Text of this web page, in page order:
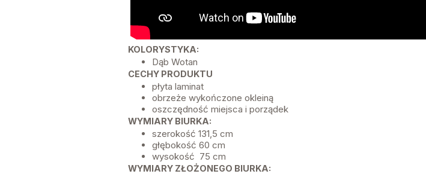
KOLORYSTYKA:
Dąb Wotan
CECHY PRODUKTU
płyta laminat
obrzeże wykończone okleiną
oszczędność miejsca i porządek
WYMIARY BIURKA:
szerokość 131,5 cm
głębokość 60 cm
wysokość 75 cm
WYMIARY ZŁOŻONEGO BIURKA: